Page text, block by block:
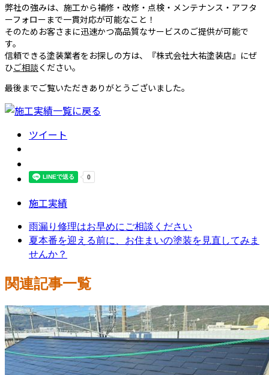
弊社の強みは、施工から補修・改修・点検・メンテナンス・アフタ
ーフォローまで一貫対応が可能なこと！
そのためお客さまに迅速かつ高品質なサービスのご提供が可能で
す。
信頼できる塗装業者をお探しの方は、『株式会社大祐塗装店』にぜ
ひご相談 ください。
最後までご覧いただきありがとうございました。
ツイート
施工実績
雨漏り修理はお早めにご相談ください
夏本番を迎える前に、お住まいの塗装を見直してみま
せんか？
関連記事一覧